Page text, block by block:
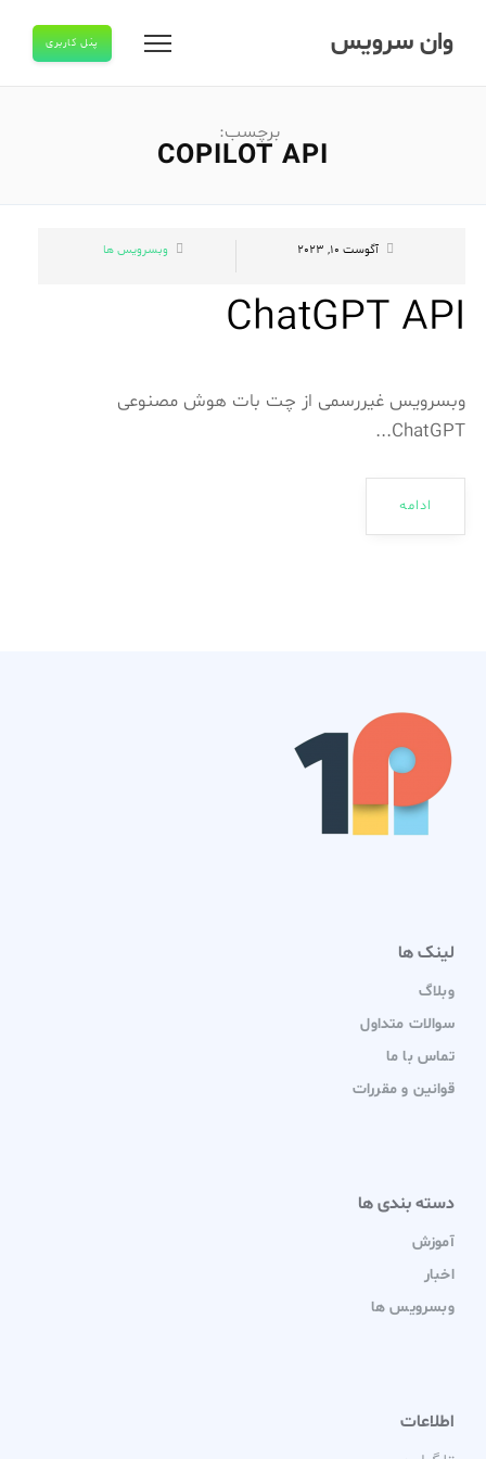
وان سرویس پنل کاربری
برچسب:
COPILOT API
آگوست 10, 2023 وبسرویس ها
ChatGPT API
وبسرویس غیررسمی از چت بات هوش مصنوعی
ChatGPT...
ادامه
لینک ها
وبلاگ
سوالات متداول
تماس با ما
قوانین و مقررات
دسته بندی ها
آموزش
اخبار
وبسرویس ها
اطلاعات